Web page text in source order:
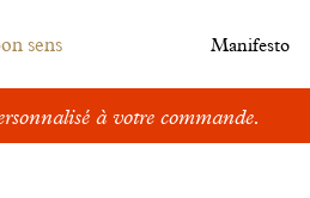
sens Manifesto
à votre commande.